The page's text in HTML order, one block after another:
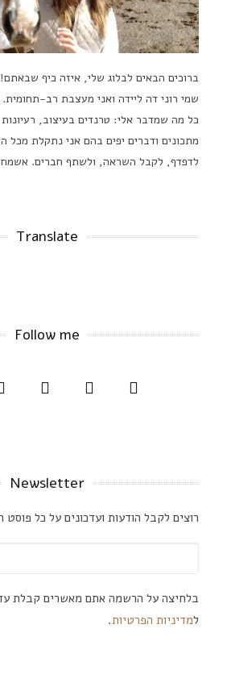
ברוכים הבאים לבלוג שלי, איזה כיף שבאתם!
שמי רוני דה ליידה ואני מעצבת רב-
כל מה שמדבר אלי: טרנדים בעיצוב,
מתכונים ודברים יפים בהם אני נתקלת מכל
לדפדף, לקבל השראה, ולשתף חברים. אשמח
Translate
Follow me
Newsletter
רוצים לקבל הודעות ועדכונים על כל
בלחיצה על הרשמה אתם מאשרים קבלת
למדיניות הפרטיות.